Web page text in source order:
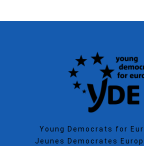
Young Democrats for
Jeunes Democrates